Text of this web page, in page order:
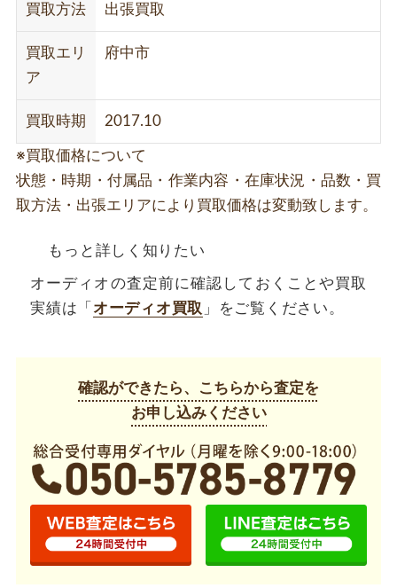
買取方法 出張買取
買取エリ
ア
府中市
買取時期 2017.10
※買取価格について
状態・時期・付属品・作業内容・在庫状況・品数・買
取方法・出張エリアにより買取価格は変動致します。
もっと詳しく知りたい
オーディオの査定前に確認しておくことや買取
実績は「 オーディオ買取 」をご覧ください。
確認ができたら、こちらから査定を
お申し込みください